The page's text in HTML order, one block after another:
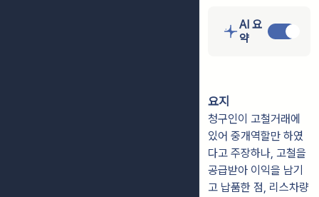
AI 요
약
요지
청구인이 고철거래에
있어 중개역할만 하였
다고 주장하나, 고철을
공급받아 이익을 남기
고 납품한 점, 리스차량